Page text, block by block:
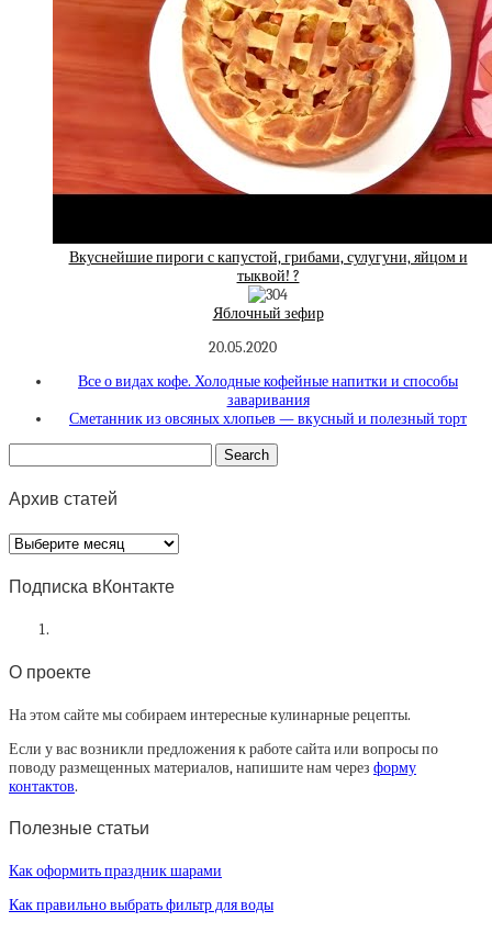
Вкуснейшие пироги с капустой, грибами, сулугуни, яйцом и
тыквой! ?
Яблочный зефир
20.05.2020
Все о видах кофе. Холодные кофейные напитки и способы
заваривания
Сметанник из овсяных хлопьев — вкусный и полезный торт
Архив статей
Архив
статей
Подписка вКонтакте
О проекте
На этом сайте мы собираем интересные кулинарные рецепты.
Если у вас возникли предложения к работе сайта или вопросы по
поводу размещенных материалов, напишите нам через форму
контактов.
Полезные статьи
Как оформить праздник шарами
Как правильно выбрать фильтр для воды